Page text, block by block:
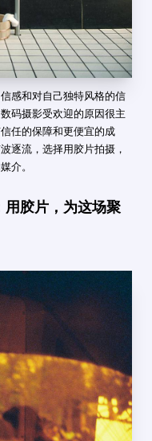
感和对自己独特风格的信
码摄影受欢迎的原因很主
任的保障和更便宜的成
逐流，选择用胶片拍摄，
介。
胶片，为这场聚